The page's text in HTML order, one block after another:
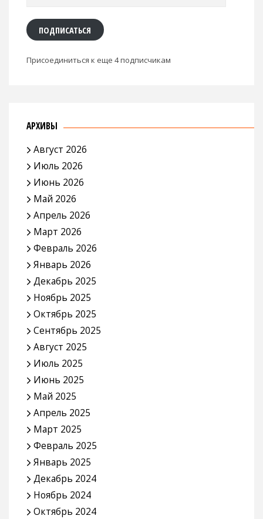
ПОДПИСАТЬСЯ
Присоединиться к еще 4 подписчикам
АРХИВЫ
Август 2026
Июль 2026
Июнь 2026
Май 2026
Апрель 2026
Март 2026
Февраль 2026
Январь 2026
Декабрь 2025
Ноябрь 2025
Октябрь 2025
Сентябрь 2025
Август 2025
Июль 2025
Июнь 2025
Май 2025
Апрель 2025
Март 2025
Февраль 2025
Январь 2025
Декабрь 2024
Ноябрь 2024
Октябрь 2024